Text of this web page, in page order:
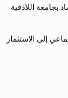
بجامعة اللاذقية
إلى الاستثمار